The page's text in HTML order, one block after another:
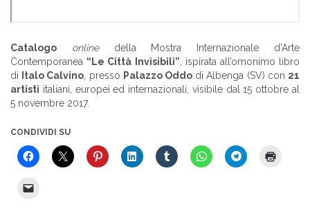
Catalogo onlinedella Mostra Internazionale d’Arte
Contemporanea “Le Città Invisibili”, ispirata all’omonimo libro
di
Italo Calvino, presso Palazzo Oddo di Albenga (SV) con 21
artisti italiani, europei ed internazionali, visibile dal 15 ottobre al
5 novembre 2017.
CONDIVIDI SU